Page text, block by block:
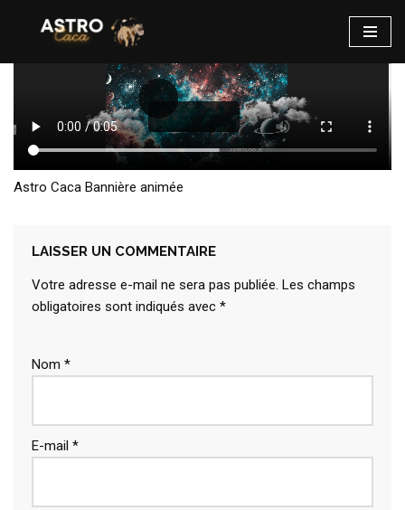
Astro Caca Bannière animée
LAISSER UN COMMENTAIRE
Votre adresse e-mail ne sera pas publiée. Les champs
obligatoires sont indiqués avec *
Nom *
E-mail *